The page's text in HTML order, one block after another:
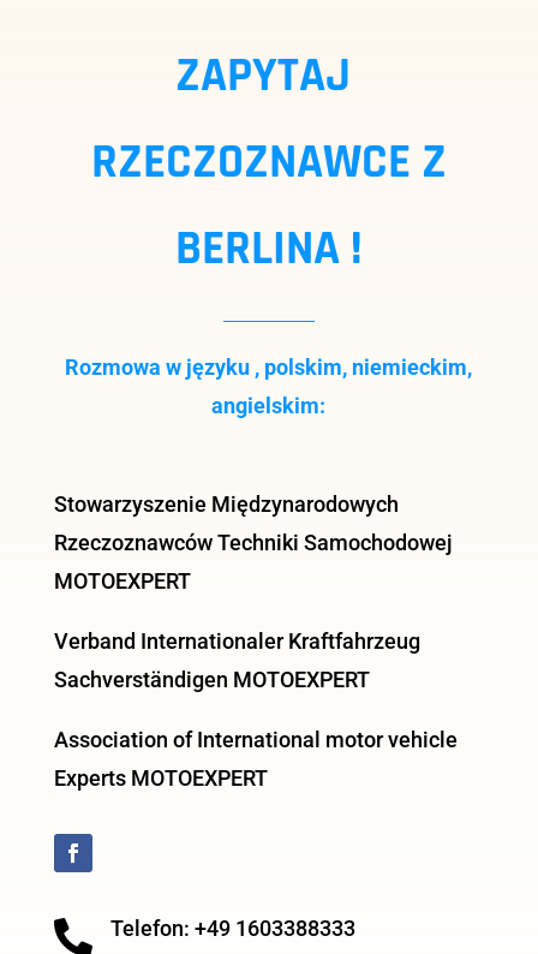
ZAPYTAJ
RZECZOZNAWCE Z
BERLINA !
Rozmowa w języku , polskim, niemieckim,
angielskim:
Stowarzyszenie Międzynarodowych
Rzeczoznawców Techniki Samochodowej
MOTOEXPERT
Verband Internationaler Kraftfahrzeug
Sachverständigen MOTOEXPERT
Association of International motor vehicle
Experts MOTOEXPERT
 Telefon: +49 1603388333